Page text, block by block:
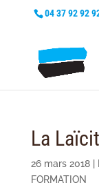
04 37 92 92
La
26 mars 2018|
FORMATION